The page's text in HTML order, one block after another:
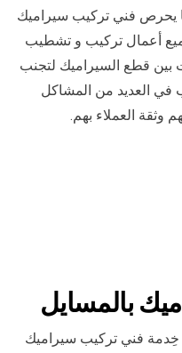
يحرص فني تركيب سيراميك
أعمال تركيب و تشطيب
قطع السيراميك لتجنب
في العديد من المشاكل
وثقة العملاء بهم.
بالمسايل
فني تركيب سيراميك